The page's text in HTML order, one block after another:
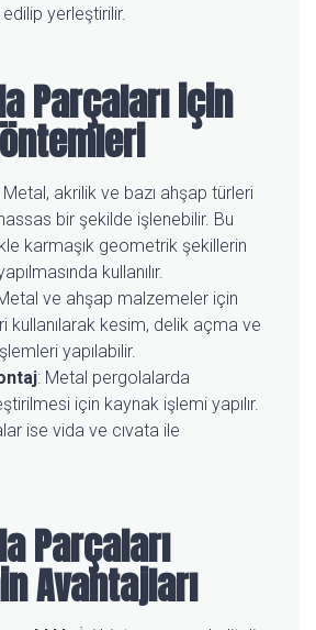
yerleştirilir.
Parçaları için
Metal, akrilik ve bazı ahşap türleri
bir şekilde işlenebilir. Bu
karmaşık geometrik şekillerin
kullanılır.
ve ahşap malzemeler için
kullanılarak kesim, delik açma ve
yapılabilir.
: Metal pergolalarda
için kaynak işlemi yapılır.
ise vida ve cıvata ile
Parçaları
Avantajları